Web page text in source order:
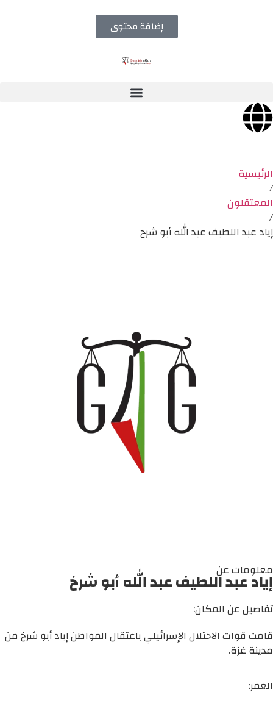
إضافة محتوى
الرئيسية
/
المعتقلون
/
إياد عبد اللطيف عبد الله أبو شرخ
معلومات عن
إياد عبد اللطيف عبد الله أبو شرخ
تفاصيل عن المكان:
قامت قوات الاحتلال الإسرائيلي باعتقال المواطن إياد أبو شرخ من
مدينة غزة.
العمر: